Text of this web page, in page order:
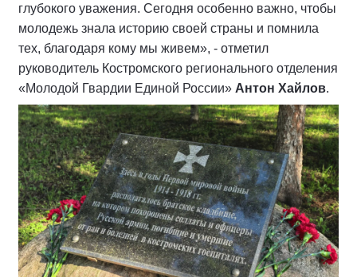
глубокого уважения. Сегодня особенно важно, чтобы
молодежь знала историю своей страны и помнила
тех, благодаря кому мы живем», - отметил
руководитель Костромского регионального отделения
«Молодой Гвардии Единой России» Антон Хайлов.